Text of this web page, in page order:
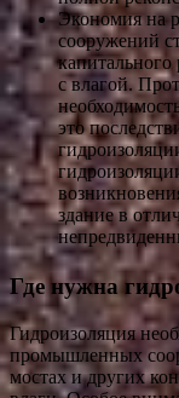
Экономия на
сооружений
с влагой.
это
здание в
Где нужна
Гидроизоляция
промышленных
мостах и других